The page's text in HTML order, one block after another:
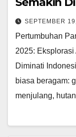
SEPTEMBER
Pertumbuhan
2025:
Diminati
biasa beragam:
menjulang,